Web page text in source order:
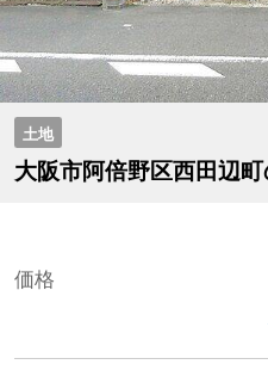
土地
大阪市阿倍野区西田辺
価格